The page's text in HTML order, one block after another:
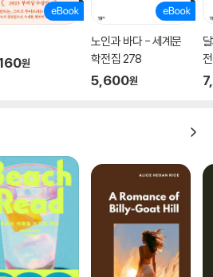
통해 독자를 소설 속으로 더욱 깊이 끌어
을 따라가면서 독자는 어느새 자기만의 방
자신의 일부를 발견하게 된다. 우리가 『댈
년 5월 14일 버지니아 울프와 남편 레너드
서 출간되었다. 출간 당시 독자와 평단의 반
는 자신의 작품이 백 년 넘도록 전 세계 사
까? 초판보다 몇 년 후에 출간된 모던 라이
게 밝혔다.
원
노인과 바다 - 세계문
학전집 278
5,600원